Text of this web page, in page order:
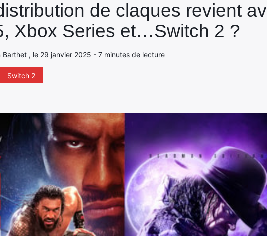
de claques revient
Xbox Series et…Switch 2 ?
Barthet , le 29 janvier 2025 - 7 minutes de lecture
Switch 2